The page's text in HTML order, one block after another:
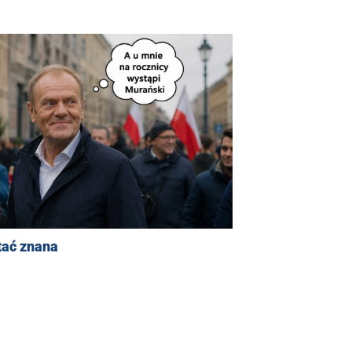
znana